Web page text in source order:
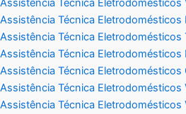
Assistência Técnica Eletrodomésticos
Assistência Técnica Eletrodomésticos
Assistência Técnica Eletrodomésticos
Assistência Técnica Eletrodomésticos
Assistência Técnica Eletrodomésticos
Assistência Técnica Eletrodomésticos
Assistência Técnica Eletrodomésticos